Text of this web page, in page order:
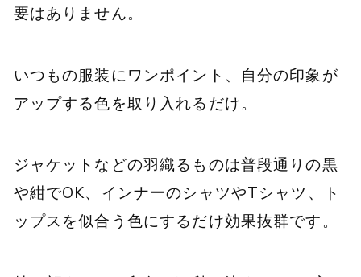
要はありません。
いつもの服装にワンポイント、自分の印象が
アップする色を取り入れるだけ。
ジャケットなどの羽織るものは普段通りの黒
や紺でOK、インナーのシャツやTシャツ、ト
ップスを似合う色にするだけ効果抜群です。